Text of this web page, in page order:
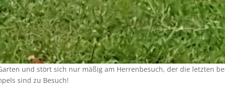
und stört sich nur mäßig am Herrenbesuch, der die letzten
sind zu Besuch!